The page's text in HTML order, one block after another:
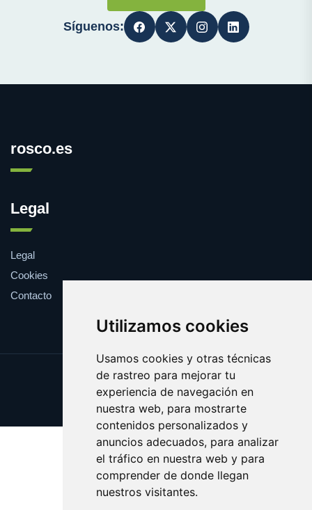
Utilizamos cookies
Usamos cookies y otras técnicas
de rastreo para mejorar tu
experiencia de navegación en
nuestra web, para mostrarte
contenidos personalizados y
anuncios adecuados, para analizar
el tráfico en nuestra web y para
comprender de donde llegan
nuestros visitantes.
Síguenos:
rosco.es
Legal
Legal
Cookies
Contacto
Update cookies preferences
Copyright © 2025 rosco.es